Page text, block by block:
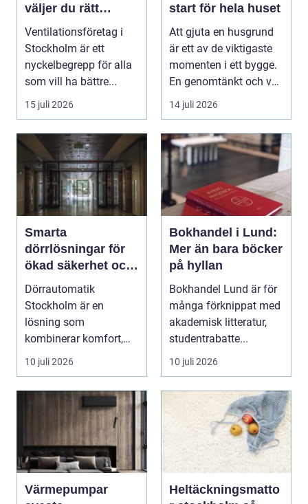
väljer du rätt
expert på frisk luft
Ventilationsföretag i
Stockholm är ett
nyckelbegrepp för alla
som vill ha bättre...
15 juli 2026
start för hela huset
Att gjuta en husgrund
är ett av de viktigaste
momenten i ett bygge.
En genomtänkt och väl
utförd gru...
14 juli 2026
Smarta
dörrlösningar för
ökad säkerhet och
komfort
Dörrautomatik
Stockholm är en
lösning som
kombinerar komfort,
säkerhet och tillg...
10 juli 2026
Bokhandel i Lund:
Mer än bara böcker
på hyllan
Bokhandel Lund är för
många förknippat med
akademisk litteratur,
studentrabatte...
10 juli 2026
Värmepumpar
Heltäckningsmatto